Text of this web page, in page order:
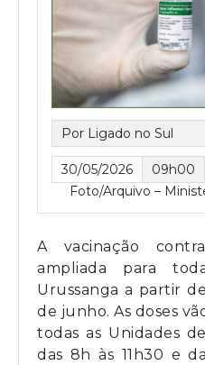
Por Ligado no Sul
30/05/2026
09h00
Foto/Arquivo –
A vacinação
ampliada para
Urussanga a partir
de junho. As doses
todas as Unidades
das 8h às 11h30 e